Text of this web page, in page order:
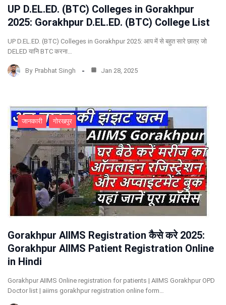
UP D.EL.ED. (BTC) Colleges in Gorakhpur
2025: Gorakhpur D.EL.ED. (BTC) College List
UP D.EL.ED. (BTC) Colleges in Gorakhpur 2025: आप में से बहुत सारे छात्र जो
DELED यानि BTC करना…
By Prabhat Singh Jan 28, 2025
जानकारी गोरखपुर
Gorakhpur AIIMS Registration कैसे करे 2025:
Gorakhpur AIIMS Patient Registration Online
in Hindi
Gorakhpur AIIMS Online registration for patients | AIIMS Gorakhpur OPD
Doctor list | aiims gorakhpur registration online form…